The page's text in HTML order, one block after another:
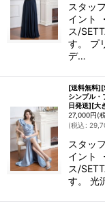
スタッ
イント
ス/
す。 プ
デ…
[送料無料
シンプル・
日発送][大
27,000円(
(税込 :
スタッ
イント
ス/
す。 光